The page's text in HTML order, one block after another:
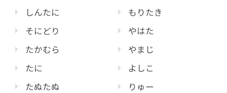
しんたに
そにどり
たかむら
たに
たぬたぬ
もりたき
やはた
やまじ
よしこ
りゅー